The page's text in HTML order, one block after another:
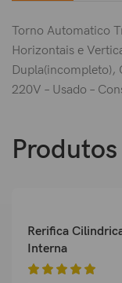
Torno Automatico
Horizontais e
Dupla(incompleto),
220V – Usado –
Rerifica
Interna